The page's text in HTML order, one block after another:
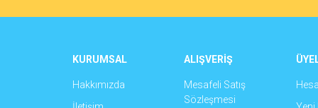
KURUMSAL
Hakkımızda
ALIŞVERİŞ
Mesafeli Satış
Sözleşmesi